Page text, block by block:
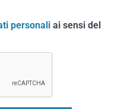
personali ai sensi del